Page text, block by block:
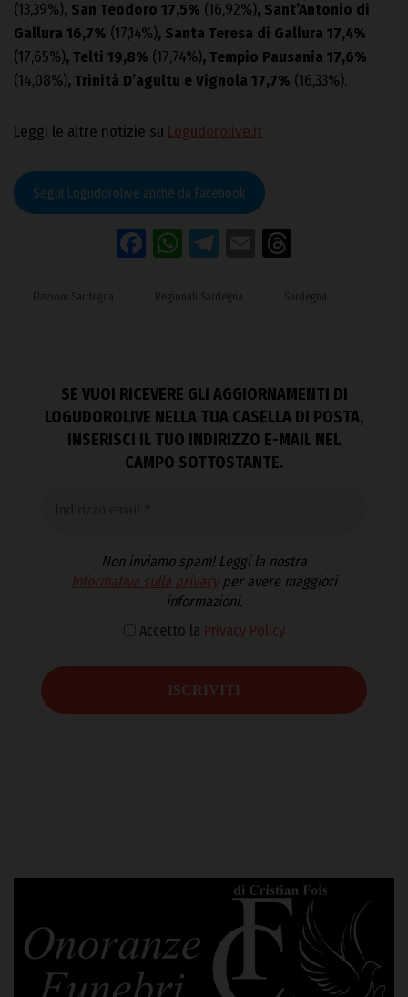
(13,39%), San Teodoro 17,5% (16,92%), Sant’Antonio di
Gallura 16,7% (17,14%), Santa Teresa di Gallura 17,4%
(17,65%), Telti 19,8% (17,74%), Tempio Pausania 17,6%
(14,08%), Trinità D’agultu e Vignola 17,7% (16,33%).
Leggi le altre notizie su Logudorolive.it
Segui Logudorolive anche da Facebook
Facebook
WhatsApp
Telegram
Email
Elezioni Sardegna Regionali Sardegna Sardegna
SE VUOI RICEVERE GLI AGGIORNAMENTI DI
LOGUDOROLIVE NELLA TUA CASELLA DI POSTA,
INSERISCI IL TUO INDIRIZZO E-MAIL NEL
CAMPO SOTTOSTANTE.
Non inviamo spam! Leggi la nostra
Informativa sulla privacyper avere maggiori
informazioni.
Accetto la Privacy Policy